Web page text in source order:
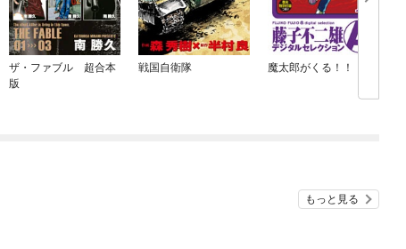
ザ・ファブル 超合本
版
戦国自衛隊 魔太郎がくる！！
もっと見る